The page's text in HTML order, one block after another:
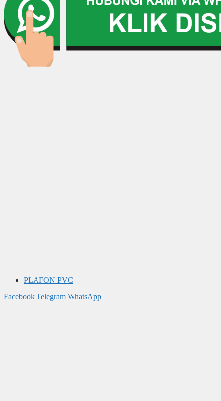
PLAFON PVC
Facebook Telegram WhatsApp